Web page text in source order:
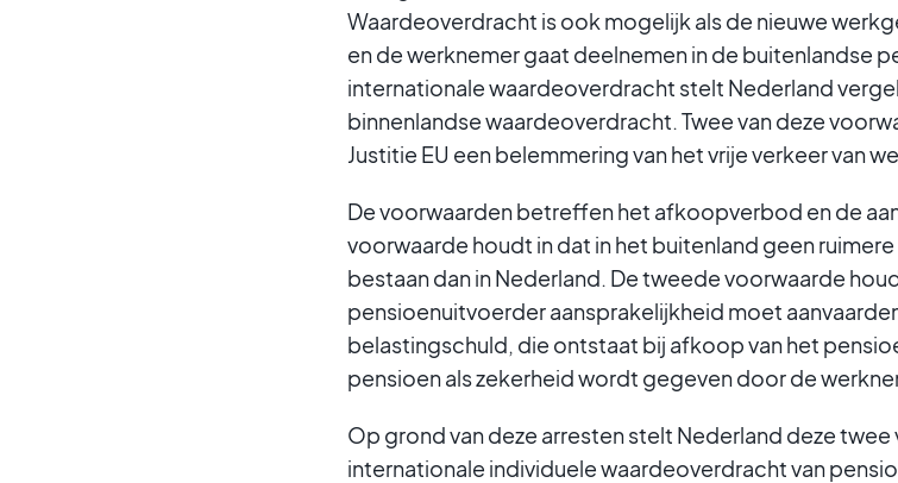
Waardeoverdracht is ook mogelijk als de nieuwe
en de werknemer gaat deelnemen in de buitenlandse
internationale waardeoverdracht stelt Nederland
binnenlandse waardeoverdracht. Twee van deze
Justitie EU een belemmering van het vrije verkeer van
De voorwaarden betreffen het afkoopverbod en de
voorwaarde houdt in dat in het buitenland geen
bestaan dan in Nederland. De tweede voorwaarde
pensioenuitvoerder aansprakelijkheid moet
belastingschuld, die ontstaat bij afkoop van het
pensioen als zekerheid wordt gegeven door de
Op grond van deze arresten stelt Nederland deze
internationale individuele waardeoverdracht van